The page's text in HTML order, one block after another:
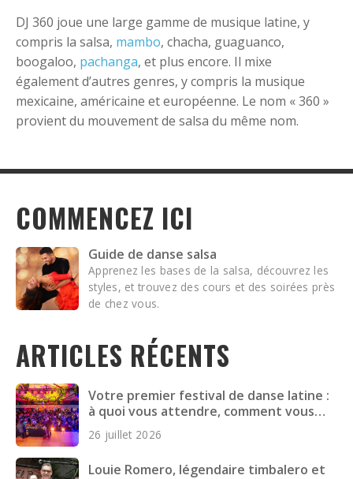
DJ 360 joue une large gamme de musique latine, y
compris la salsa, mambo, chacha, guaguanco,
boogaloo, pachanga, et plus encore. Il mixe
également d’autres genres, y compris la musique
mexicaine, américaine et européenne. Le nom « 360 »
provient du mouvement de salsa du même nom.
COMMENCEZ ICI
Guide de danse salsa
Apprenez les bases de la salsa, découvrez les
styles, et trouvez des cours et des soirées près
de chez vous.
ARTICLES RÉCENTS
Votre premier festival de danse latine :
à quoi vous attendre, comment vous
préparer et quoi emporter
26 juillet 2026
Louie Romero, légendaire timbalero et